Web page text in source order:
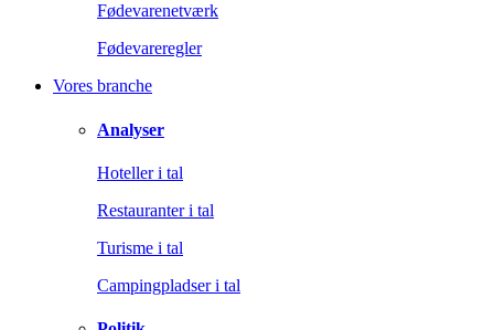
Fødevarenetværk
Fødevareregler
Vores branche
Analyser
Hoteller i tal
Restauranter i tal
Turisme i tal
Campingpladser i tal